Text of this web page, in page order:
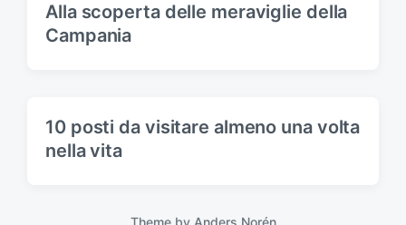
Alla scoperta delle meraviglie della
Campania
10 posti da visitare almeno una volta
nella vita
Theme by Anders Norén